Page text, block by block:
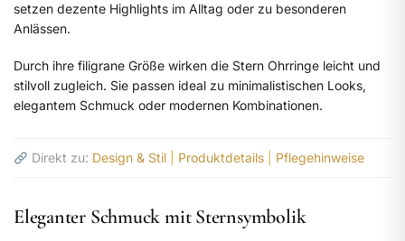
setzen dezente Highlights im Alltag oder zu besonderen
Anlässen.
Durch ihre filigrane Größe wirken die Stern Ohrringe leicht und
stilvoll zugleich. Sie passen ideal zu minimalistischen Looks,
elegantem Schmuck oder modernen Kombinationen.
Direkt zu: Design & Stil Produktdetails Pflegehinweise
Eleganter Schmuck mit Sternsymbolik